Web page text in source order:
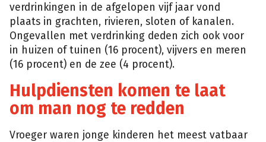
verdrinkingen in de afgelopen vijf jaar vond
plaats in grachten, rivieren, sloten of kanalen.
Ongevallen met verdrinking deden zich ook voor
in huizen of tuinen (16 procent), vijvers en meren
(16 procent) en de zee (4 procent).
Hulpdiensten komen te laat
om man nog te redden
Vroeger waren jonge kinderen het meest vatbaar